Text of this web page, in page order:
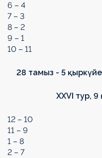
6 – 4
7 – 3
8 – 2
9 – 1
10 – 11
28 тамыз - 5
XXVI тур, 9
12 – 10
11 – 9
1 – 8
2 – 7